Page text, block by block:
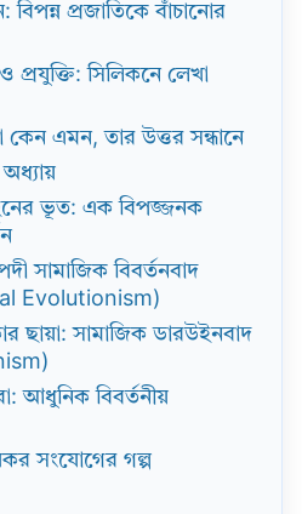
বিপন্ন প্রজাতিকে বাঁচানোর
প্রযুক্তি: সিলিকনে লেখা
কেন এমন, তার উত্তর সন্ধানে
ভূত: এক বিপজ্জনক
সামাজিক বিবর্তনবাদ
Evolutionism)
ছায়া: সামাজিক ডারউইনবাদ
আধুনিক বিবর্তনীয়
সংযোগের গল্প